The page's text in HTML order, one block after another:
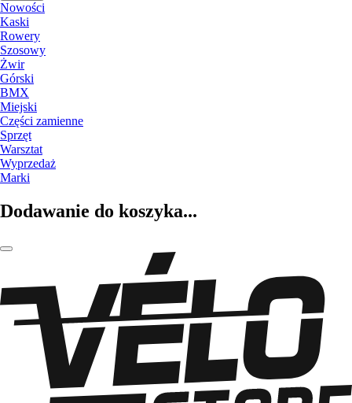
Nowości
Kaski
Rowery
Szosowy
Żwir
Górski
BMX
Miejski
Części zamienne
Sprzęt
Warsztat
Wyprzedaż
Marki
Dodawanie do koszyka...